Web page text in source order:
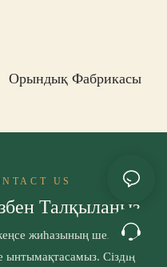
Орындық Фабрикасы
US
Талқылаңыз
жиһазының шешімдері
ынтымақтасамыз. Сіздің